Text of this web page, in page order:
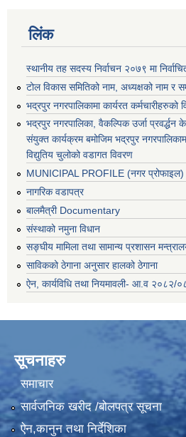
लिंक
स्थानीय तह सदस्य निर्वाचन २०७९ मा
टोल विकास समितिको नाम, अध्यक्षको नाम र
भद्रपुर नगरपालिकामा कार्यरत कर्मचारीहरुको
भद्रपुर नगरपालिका, वैकल्पिक उर्जा प्रवर्द्धन
संयुक्त कार्यक्रम बमोजिम भद्रपुर
विद्युतिय चुलोको वडागत विवरण
MUNICIPAL PROFILE (नगर प्रोफाइल)
नागरिक वडापत्र
बालमैत्री Documentary
संस्थाको नमुना विधान
सङ्घीय मामिला तथा सामान्य प्रशासन
साविकको ठेगाना अनुसार हालको ठेगाना
ऐन, कार्यविधि तथा नियमावली- आ.व २०८२/
सूचनाहरु
समाचार
सार्वजनिक खरीद /बोलपत्र सूचना
ऐन,कानुन तथा निर्देशिका